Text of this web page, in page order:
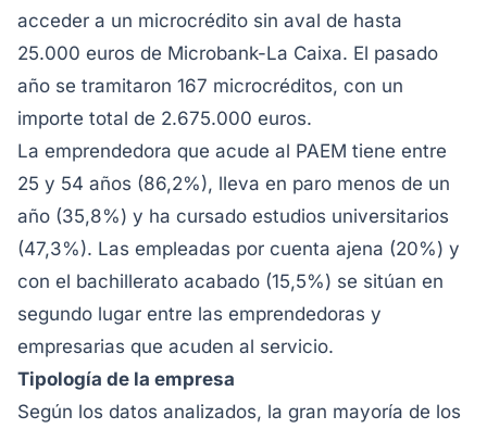
acceder a un microcrédito sin aval de hasta
25.000 euros de Microbank-La Caixa. El pasado
año se tramitaron 167 microcréditos, con un
importe total de 2.675.000 euros.
La emprendedora que acude al PAEM tiene entre
25 y 54 años (86,2%), lleva en paro menos de un
año (35,8%) y ha cursado estudios universitarios
(47,3%). Las empleadas por cuenta ajena (20%) y
con el bachillerato acabado (15,5%) se sitúan en
segundo lugar entre las emprendedoras y
empresarias que acuden al servicio.
Tipología de la empresa
Según los datos analizados, la gran mayoría de los